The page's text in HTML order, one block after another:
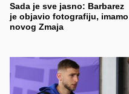
Sada je sve jasno: Barbarez
je objavio fotografiju, imamo
novog Zmaja